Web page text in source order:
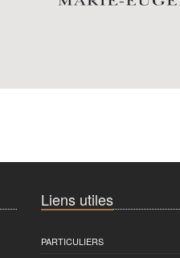
Liens utiles
PARTICULIERS